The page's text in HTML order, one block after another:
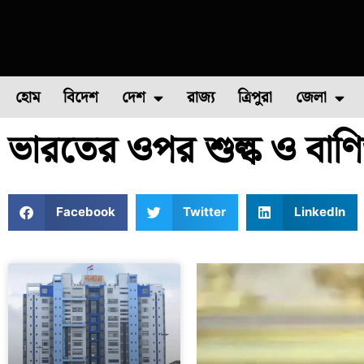
হোম বিদেশ দেশ
ফুল চাষ ফল চাষ মাছ চাষ পোল্ট্রি
রাজ্য ত্রিপুরা জেলা
উত্তর ২৪
ভারতের ওপর শুল্ক ও
Facebook Twitter LinkedIn